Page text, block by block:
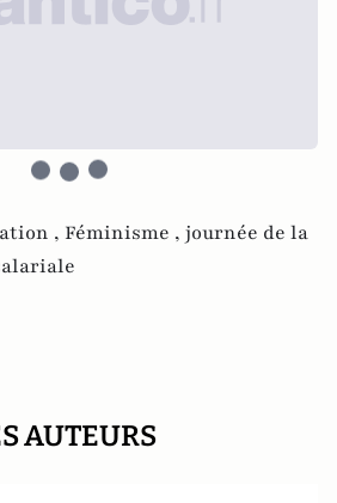
, Féminisme , journée de la
AUTEURS